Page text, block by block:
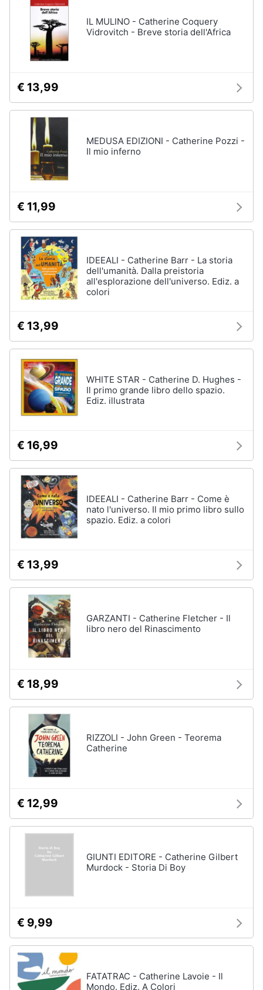
IL MULINO - Catherine Coquery
Vidrovitch - Breve storia dell'Africa
€ 13,99
MEDUSA EDIZIONI - Catherine Pozzi -
Il mio inferno
€ 11,99
IDEEALI - Catherine Barr - La storia
dell'umanità. Dalla preistoria
all'esplorazione dell'universo. Ediz. a
colori
€ 13,99
WHITE STAR - Catherine D. Hughes -
Il primo grande libro dello spazio.
Ediz. illustrata
€ 16,99
IDEEALI - Catherine Barr - Come è
nato l'universo. Il mio primo libro sullo
spazio. Ediz. a colori
€ 13,99
GARZANTI - Catherine Fletcher - Il
libro nero del Rinascimento
€ 18,99
RIZZOLI - John Green - Teorema
Catherine
€ 12,99
GIUNTI EDITORE - Catherine Gilbert
Murdock - Storia Di Boy
€ 9,99
FATATRAC - Catherine Lavoie - Il
Mondo. Ediz. A Colori